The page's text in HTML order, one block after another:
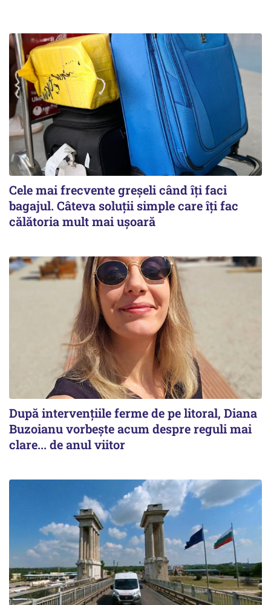
Cele mai frecvente greșeli când îți faci
bagajul. Câteva soluții simple care îți fac
călătoria mult mai ușoară
După intervențiile ferme de pe litoral, Diana
Buzoianu vorbește acum despre reguli mai
clare... de anul viitor